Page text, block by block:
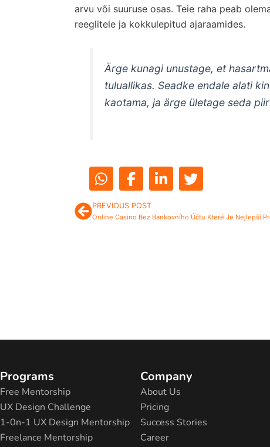
arvu või suuruse osas. Teie raha peab
reeglitele ja kokkulepitud ajaraamides.
Ärge kunagi unustage, et
tuluallikas. Seadke endale alati
kaotama, ja ärge ületage seda
PrevPREVIOUS POST
Programs
Free Mentorship
UX Design Challenge
1-0n-1 UX Design Mentorship
Freelance Mentorship
Company
About Us
Pricing
Success Stories
Career